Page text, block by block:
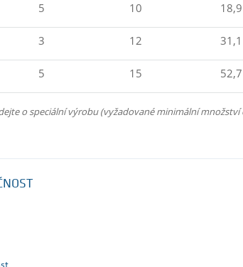
5 10 18,9
3 12 31,1
5 15 52,7
o speciální výrobu (vyžadované minimální množství